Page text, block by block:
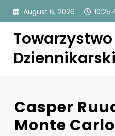
Skip
content
August 6, 2026
Towarzystwo
Casper
Monte Carlo